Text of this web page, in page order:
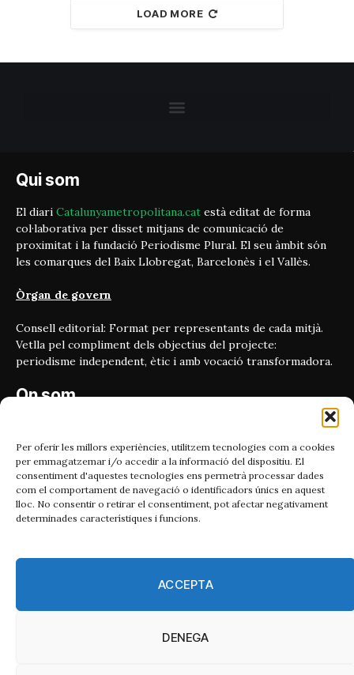
Per oferir les millors experiències, utilitzem tecnologies com a cookies
per emmagatzemar i/o accedir a la informació del dispositiu. El
consentiment d'aquestes tecnologies ens permetrà processar dades
com el comportament de navegació o identificadors únics en aquest
lloc. No consentir o retirar el consentiment, pot afectar negativament
determinades característiques i funcions.
ACCEPTA
DENEGA
LOAD MORE
Qui som
El diari Catalunyametropolitana.cat està editat de forma
col·laborativa per disset mitjans de comunicació de
proximitat i la fundació Periodisme Plural. El seu àmbit són
les comarques del Baix Llobregat, Barcelonès i el Vallès.
Òrgan de govern
Consell editorial: Format per representants de cada mitjà.
Vetlla pel compliment dels objectius del projecte:
periodisme independent, ètic i amb vocació transformadora.
On som
08010, Barcelona
Contacta'ns
Email:
catmet@periodismeplural.cat
Telèfon: